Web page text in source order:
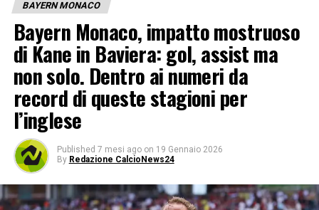
BAYERN MONACO
Bayern Monaco, impatto mostruoso
di Kane in Baviera: gol, assist ma
non solo. Dentro ai numeri da
record di queste stagioni per
l’inglese
Published 7 mesi ago on 19 Gennaio 2026
By Redazione CalcioNews24